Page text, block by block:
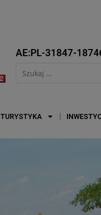
AE:PL-31847-
TURYSTYKA